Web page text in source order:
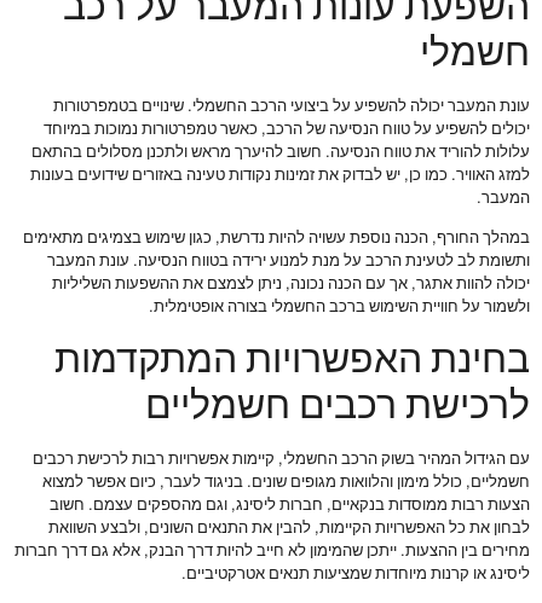
חשמלי
עונת המעבר יכולה להשפיע על ביצועי הרכב החשמלי. שינויים בטמפרטורות
יכולים להשפיע על טווח הנסיעה של הרכב, כאשר טמפרטורות נמוכות במיוחד
עלולות להוריד את טווח הנסיעה. חשוב להיערך מראש ולתכנן מסלולים בהתאם
למזג האוויר. כמו כן, יש לבדוק את זמינות נקודות טעינה באזורים שידועים בעונות
המעבר.
במהלך החורף, הכנה נוספת עשויה להיות נדרשת, כגון שימוש בצמיגים מתאימים
ותשומת לב לטעינת הרכב על מנת למנוע ירידה בטווח הנסיעה. עונת המעבר
יכולה להוות אתגר, אך עם הכנה נכונה, ניתן לצמצם את ההשפעות השליליות
ולשמור על חוויית השימוש ברכב החשמלי בצורה אופטימלית.
בחינת האפשרויות המתקדמות
לרכישת רכבים חשמליים
עם הגידול המהיר בשוק הרכב החשמלי, קיימות אפשרויות רבות לרכישת רכבים
חשמליים, כולל מימון והלוואות מגופים שונים. בניגוד לעבר, כיום אפשר למצוא
הצעות רבות ממוסדות בנקאיים, חברות ליסינג, וגם מהספקים עצמם. חשוב
לבחון את כל האפשרויות הקיימות, להבין את התנאים השונים, ולבצע השוואת
מחירים בין ההצעות. ייתכן שהמימון לא חייב להיות דרך הבנק, אלא גם דרך חברות
ליסינג או קרנות מיוחדות שמציעות תנאים אטרקטיביים.